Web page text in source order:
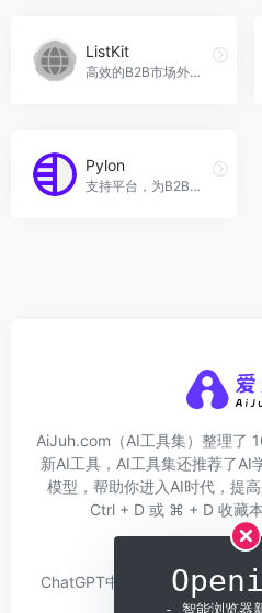
ListKit
高效的B2B市场外拓工具，ListKit官网入口网址
Pylon
支持平台，为B2B公司提供一体化解决方案，包括工单、聊天窗口、知识库、AI支持、客户门户等功能。
AiJuh.com（AI工具集）整理了
新AI工具，AI工具集还推荐了AI
模型，帮助你进入AI时代，提
Ctrl + D 或 ⌘ + D 收藏本
ChatGPT中文版
问小白 硅
Coze
- 智能浏览器